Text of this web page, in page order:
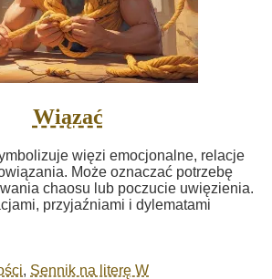
Wiązać
więzi emocjonalne, relacje
Może oznaczać potrzebę
chaosu lub poczucie uwięzienia.
przyjaźniami i dylematami
, Sennik na literę W